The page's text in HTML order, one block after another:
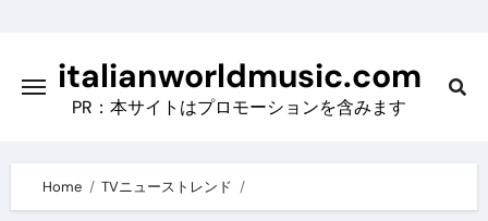
contentitalianworldmusic.com
PR：本サイトはプロモーションを含みます
Home TVニューストレンド